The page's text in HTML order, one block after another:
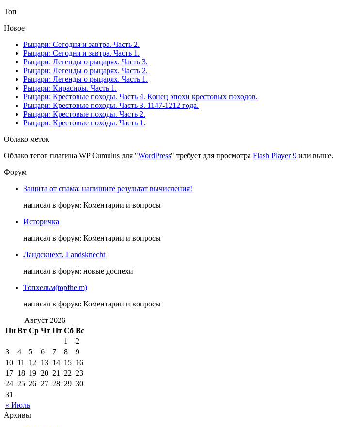
Топ
Новое
Рыцари: Сегодня и завтра. Часть 2.
Рыцари: Сегодня и завтра. Часть 1.
Рыцари: Легенды о рыцарях. Часть 3.
Рыцари: Легенды о рыцарях. Часть 2.
Рыцари: Легенды о рыцарях. Часть 1.
Рыцари: Кирасиры. Часть 1.
Рыцари: Крестовые походы. Часть 4. Конец эпохи крестовых походов.
Рыцари: Крестовые походы. Часть 3. 1147-1212 года.
Рыцари: Крестовые походы. Часть 2.
Рыцари: Крестовые походы. Часть 1.
Облако меток
Облако тегов плагина WP Cumulus для "WordPress" требует для просмотра Flash Player 9 или выше.
Форум
Защита от спама: напишите результат вычисления!
написал в форум: Коментарии и вопросы
Историчка
написал в форум: Коментарии и вопросы
Ландскнехт, Landsknecht
написал в форум: новые доспехи
Топхельм(topfhelm)
написал в форум: Коментарии и вопросы
Август 2026
Пн Вт Ср Чт Пт Сб Вс
« Июль
1
2
3
4 5 6 7 8
9
10 11 12 13 14 15 16
17 18 19 20 21 22 23
24 25 26 27 28 29 30
31
Архивы